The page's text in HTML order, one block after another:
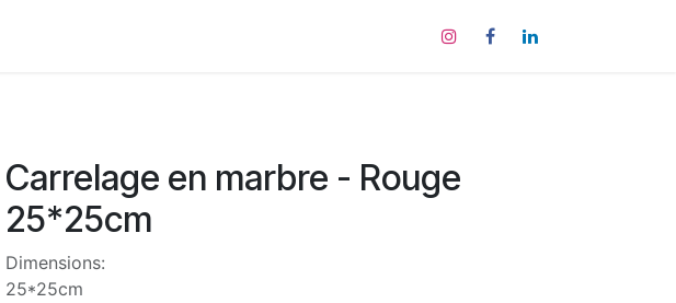
Carrelage en marbre - Rouge
25*25cm
Dimensions:
25*25cm